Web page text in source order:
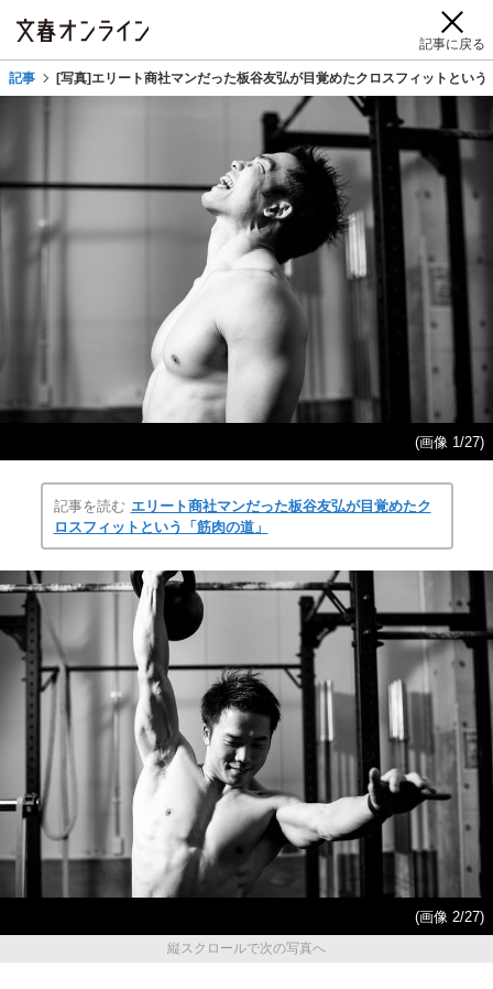
記事に戻る
記事 [写真]エリート商社マンだった板谷友弘が目覚めたクロスフィットという
(画像 1/27)
記事を読む エリート商社マンだった板谷友弘が目覚めたク
ロスフィットという「筋肉の道」
(画像 2/27)
縦スクロールで次の写真へ